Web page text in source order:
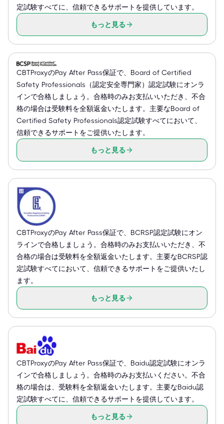
定試験すべてに、信頼できるサポートを提供しています。
もっと見る
CBTProxyのPay After Pass保証で、Board of Certified
Safety Professionals（認定安全専門家）認定試験にオンラ
インで合格しましょう。合格時のみお支払いいただき、不合
格の場合は受験料を全額返金いたします。主要なBoard of
Certified Safety Professionals認定試験すべてにおいて、
信頼できるサポートをご提供いたします。
もっと見る
CBTProxyのPay After Pass保証で、BCRSP認定試験にオン
ラインで合格しましょう。合格時のみお支払いいただき、不
合格の場合は受験料を全額返金いたします。主要なBCRSP認
定試験すべてにおいて、信頼できるサポートをご提供いたし
ます。
もっと見る
CBTProxyのPay After Pass保証で、Baidu認定試験にオンラ
インで合格しましょう。合格時のみお支払いください。不合
格の場合は、受験料を全額返金いたします。主要なBaidu認
定試験すべてに、信頼できるサポートを提供しています。
もっと見る